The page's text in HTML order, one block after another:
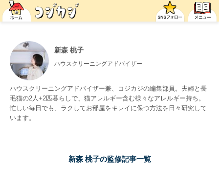
新森 桃子
ハウスクリーニングアドバイザー
ハウスクリーニングアドバイザー兼、コジカジの編集部員。夫婦と長
毛猫の2人+2匹暮らしで、猫アレルギー含む様々なアレルギー持ち。
忙しい毎日でも、ラクしてお部屋をキレイに保つ方法を日々研究して
います。
新森 桃子の監修記事一覧